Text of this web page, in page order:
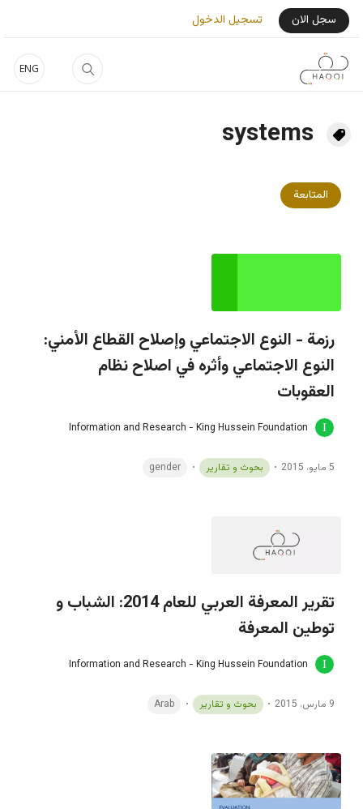
تجاوز إلى المحتوى الرئيسي
ENG
User Login Menu
سجل الان تسجيل الدخول
systems
المتابعة
رزمة - النوع الاجتماعي وإصلاح القطاع الأمني:
النوع الاجتماعي وأثره في اصلاح نظام
العقوبات
Information and Research - King Hussein Foundation
5 مايو، 2015 بحوث و تقارير gender
تقرير المعرفة العربي للعام 2014: الشباب و
توطين المعرفة
Information and Research - King Hussein Foundation
9 مارس، 2015 بحوث و تقارير Arab